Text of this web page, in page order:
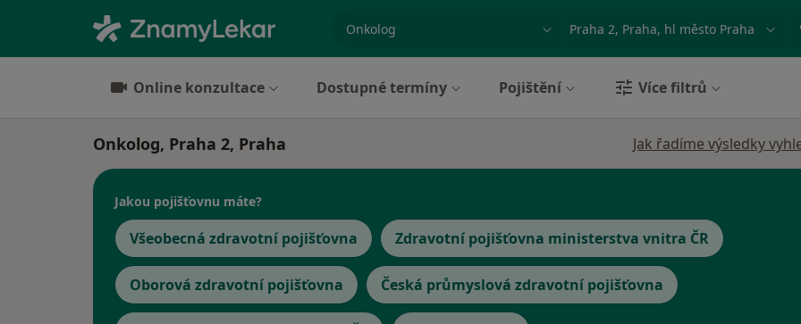
Město nebo region
Online konzultace Dostupné termíny Pojištění Více filtrů
Onkolog, Praha 2, Praha Jak řadíme výsledky
Jakou pojišťovnu máte?
Všeobecná zdravotní pojišťovna Zdravotní pojišťovna ministerstva vnitra ČR
Oborová zdravotní pojišťovna Česká průmyslová zdravotní pojišťovna